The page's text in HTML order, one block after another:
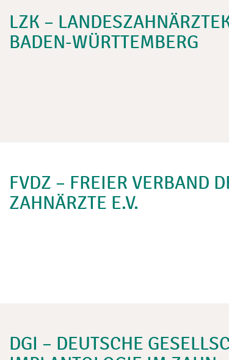
LZK –
BADEN-WÜRTTEMBERG
FVDZ – FREIER VERBAND
ZAHNÄRZTE E.V.
DGI – DEUTSCHE